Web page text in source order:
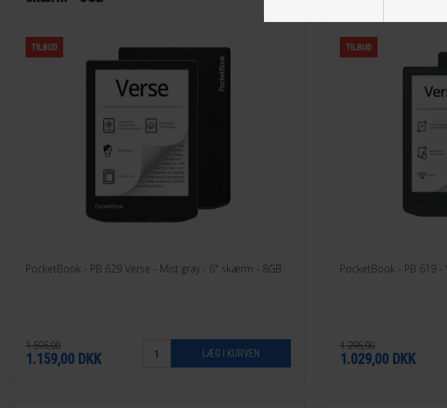
TILBUD
PocketBook - PB 629 Verse - Mist gray - 6" skærm - 8GB
1.595,00
1.159,00 DKK
TILBUD
PocketBook - PB 619
1.295,00
1.029,00 DKK